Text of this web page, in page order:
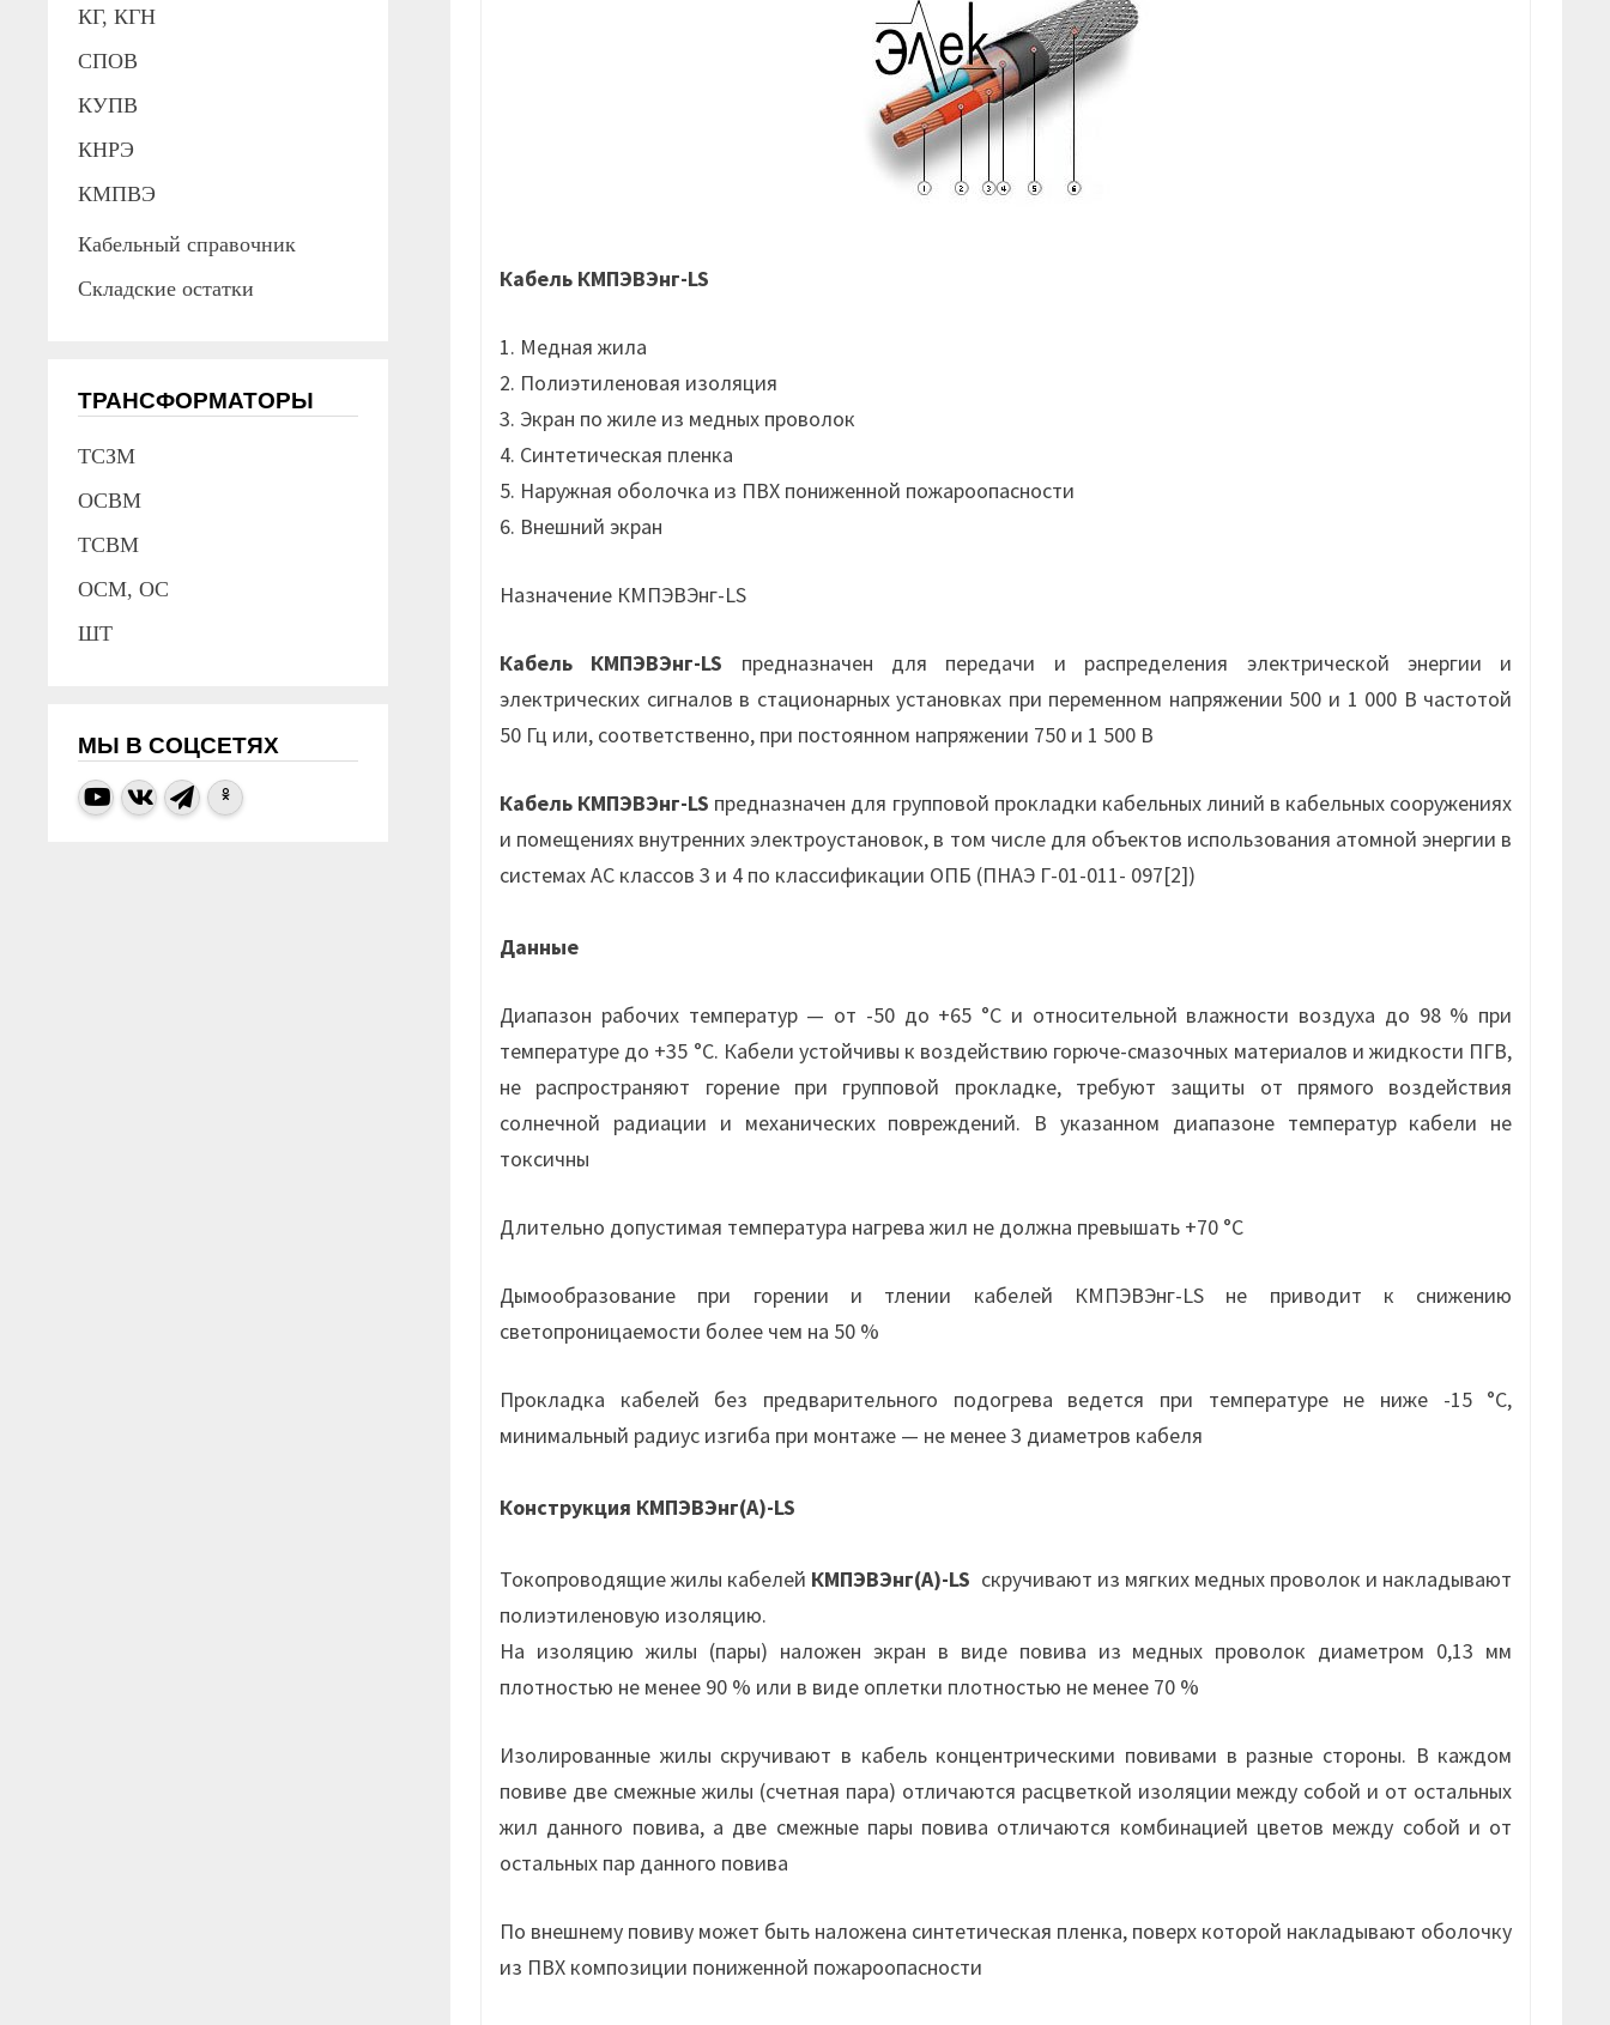
Кабель КМПЭВЭнг-LS
1. Медная жила
2. Полиэтиленовая изоляция
3. Экран по жиле из медных проволок
4. Синтетическая пленка
5. Наружная оболочка из ПВХ пониженной пожароопасности
6. Внешний экран
Назначение КМПЭВЭнг-LS
Кабель КМПЭВЭнг-LS предназначен для передачи и распределения электрической энергии и
электрических сигналов в стационарных установках при переменном напряжении 500 и 1 000 В частотой
50 Гц или, соответственно, при постоянном напряжении 750 и 1 500 В
Кабель КМПЭВЭнг-LS предназначен для групповой прокладки кабельных линий в кабельных сооружениях
и помещениях внутренних электроустановок, в том числе для объектов использования атомной энергии в
системах АС классов 3 и 4 по классификации ОПБ (ПНАЭ Г-01-011- 097[2])
Данные
Диапазон рабочих температур — от -50 до +65 °С и относительной влажности воздуха до 98 % при
температуре до +35 °С. Кабели устойчивы к воздействию горюче-смазочных материалов и жидкости ПГВ,
не распространяют горение при групповой прокладке, требуют защиты от прямого воздействия
солнечной радиации и механических повреждений. В указанном диапазоне температур кабели не
токсичны
Длительно допустимая температура нагрева жил не должна превышать +70 °С
Дымообразование при горении и тлении кабелей КМПЭВЭнг-LS не приводит к снижению
светопроницаемости более чем на 50 %
Прокладка кабелей без предварительного подогрева ведется при температуре не ниже -15 °С,
минимальный радиус изгиба при монтаже — не менее 3 диаметров кабеля
Конструкция КМПЭВЭнг(А)-LS
Токопроводящие жилы кабелей КМПЭВЭнг(А)-LS скручивают из мягких медных проволок и накладывают
полиэтиленовую изоляцию.
На изоляцию жилы (пары) наложен экран в виде повива из медных проволок диаметром 0,13 мм
плотностью не менее 90 % или в виде оплетки плотностью не менее 70 %
Изолированные жилы скручивают в кабель концентрическими повивами в разные стороны. В каждом
повиве две смежные жилы (счетная пара) отличаются расцветкой изоляции между собой и от остальных
жил данного повива, а две смежные пары повива отличаются комбинацией цветов между собой и от
остальных пар данного повива
По внешнему повиву может быть наложена синтетическая пленка, поверх которой накладывают оболочку
из ПВХ композиции пониженной пожароопасности
КГ, КГН
СПОВ
КУПВ
КНРЭ
КМПВЭ
Кабельный справочник
Складские остатки
ТРАНСФОРМАТОРЫ
ТСЗМ
ОСВМ
ТСВМ
ОСМ, ОС
ШТ
МЫ В СОЦСЕТЯХ